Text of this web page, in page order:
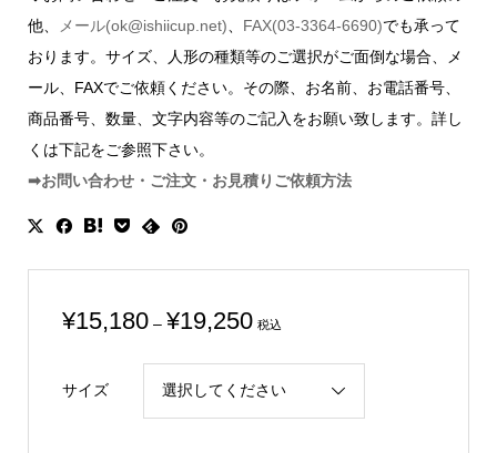
他、
メール(ok@ishiicup.net) FAX(03-3364-6690)でも承って
おります。サイズ、人形の種類等のご選択がご面倒な場合、メ
ール、FAXでご依頼ください。その際、お名前、お電話番号、
商品番号、数量、文字内容等のご記入をお願い致します。詳し
くは下記をご参照下さい。
➡お問い合わせ・ご注文・お見積りご依頼方法
¥15,180 – ¥19,250価
税込
サイズ